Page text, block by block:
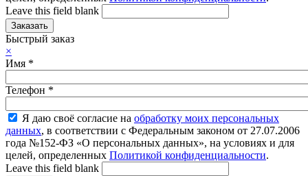
Leave this field blank
Быстрый заказ
×
Имя *
Телефон *
Я даю своё согласие на обработку моих персональных
данных, в соответствии с Федеральным законом от 27.07.2006
года №152-ФЗ «О персональных данных», на условиях и для
целей, определенных Политикой конфиденциальности.
Leave this field blank